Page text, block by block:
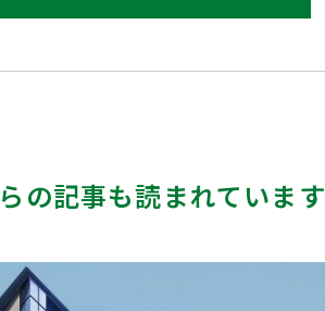
の記事も読まれています